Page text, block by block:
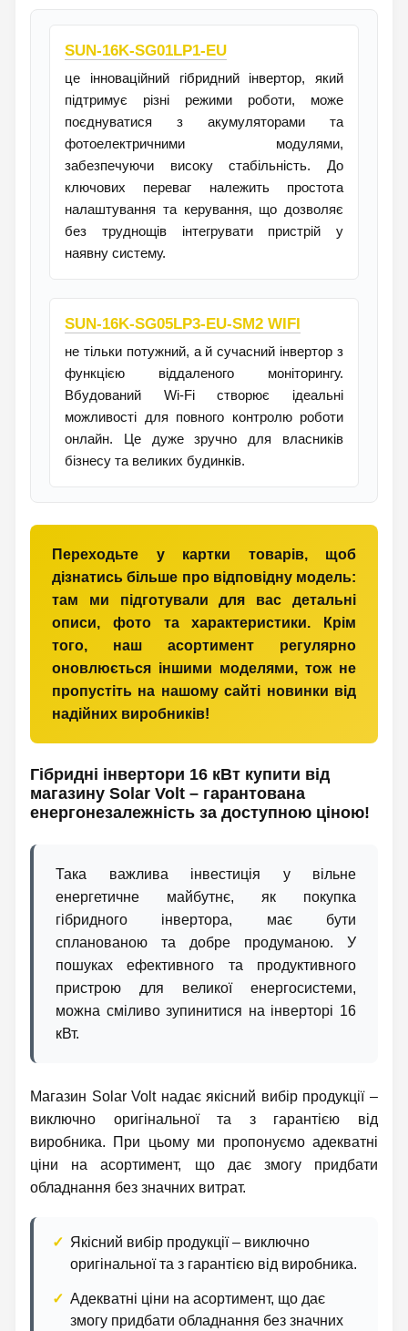
SUN-16K-SG01LP1-EU
це інноваційний гібридний інвертор, який
підтримує різні режими роботи, може
поєднуватися з акумуляторами та
фотоелектричними модулями,
забезпечуючи високу стабільність. До
ключових переваг належить простота
налаштування та керування, що дозволяє
без труднощів інтегрувати пристрій у
наявну систему.
SUN-16K-SG05LP3-EU-SM2 WIFI
не тільки потужний, а й сучасний інвертор з
функцією віддаленого моніторингу.
Вбудований Wi-Fi створює ідеальні
можливості для повного контролю роботи
онлайн. Це дуже зручно для власників
бізнесу та великих будинків.
Переходьте у картки товарів, щоб
дізнатись більше про відповідну модель:
там ми підготували для вас детальні
описи, фото та характеристики. Крім
того, наш асортимент регулярно
оновлюється іншими моделями, тож не
пропустіть на нашому сайті новинки від
надійних виробників!
Гібридні інвертори 16 кВт купити від
магазину Solar Volt – гарантована
енергонезалежність за доступною ціною!
Така важлива інвестиція у вільне
енергетичне майбутнє, як покупка
гібридного інвертора, має бути
спланованою та добре продуманою. У
пошуках ефективного та продуктивного
пристрою для великої енергосистеми,
можна сміливо зупинитися на інверторі 16
кВт.
Магазин Solar Volt надає якісний вибір продукції –
виключно оригінальної та з гарантією від
виробника. При цьому ми пропонуємо адекватні
ціни на асортимент, що дає змогу придбати
обладнання без значних витрат.
Якісний вибір продукції – виключно
оригінальної та з гарантією від виробника.
Адекватні ціни на асортимент, що дає
змогу придбати обладнання без значних